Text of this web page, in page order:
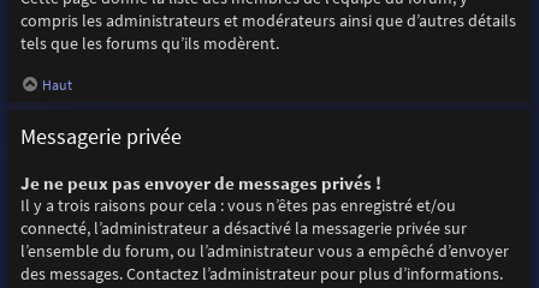
compris les administrateurs et modérateurs ainsi que d’autres détails
tels que les forums qu’ils modèrent.
Haut
Messagerie privée
Je ne peux pas envoyer de messages privés !
Il y a trois raisons pour cela : vous n’êtes pas enregistré et/ou
connecté, l’administrateur a désactivé la messagerie privée sur
l’ensemble du forum, ou l’administrateur vous a empêché d’envoyer
des messages. Contactez l’administrateur pour plus d’informations.